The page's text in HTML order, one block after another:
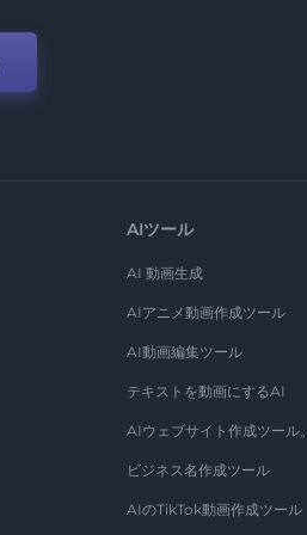
AIツール
AI 動画生成
AIアニメ動画作成ツール
AI動画編集ツール
テキストを動画にするAI
AIウェブサイト作成ツール。
ビジネス名作成ツール
AIのTikTok動画作成ツール